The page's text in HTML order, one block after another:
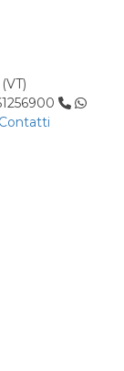
Contatti